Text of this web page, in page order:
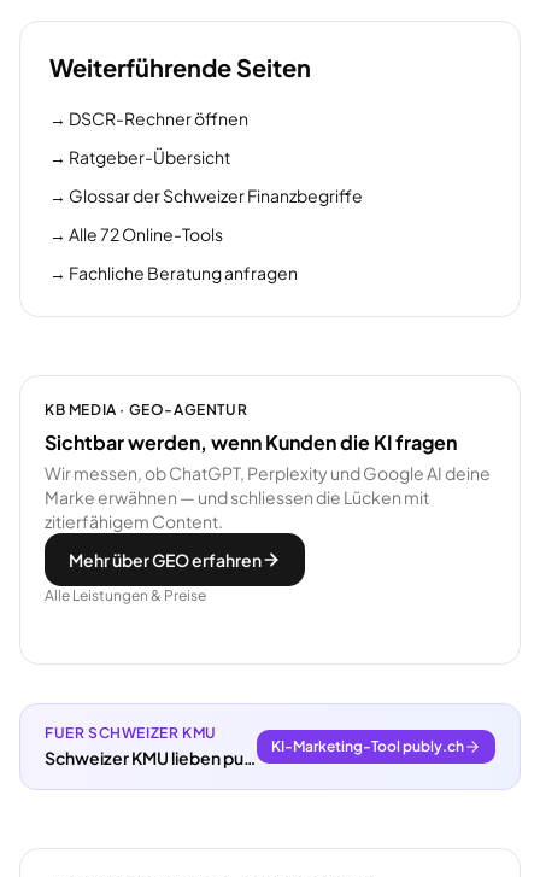
Weiterführende Seiten
→ DSCR-Rechner öffnen
→ Ratgeber-Übersicht
→ Glossar der Schweizer Finanzbegriffe
→ Alle 72 Online-Tools
→ Fachliche Beratung anfragen
KB MEDIA · GEO-AGENTUR
Sichtbar werden, wenn Kunden die KI fragen
Wir messen, ob ChatGPT, Perplexity und Google AI deine
Marke erwähnen — und schliessen die Lücken mit
zitierfähigem Content.
Mehr über GEO erfahren
Alle Leistungen & Preise
FUER SCHWEIZER KMU
Schweizer KMU lieben publy.ch.
KI-Marketing-Tool publy.ch